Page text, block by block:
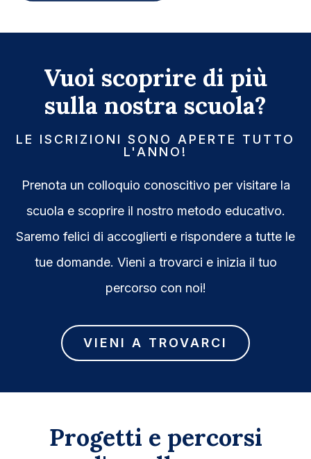
Vuoi scoprire di più
sulla nostra scuola?
LE ISCRIZIONI SONO APERTE TUTTO
L'ANNO!
Prenota un colloquio conoscitivo per visitare la
scuola e scoprire il nostro metodo educativo.
Saremo felici di accoglierti e rispondere a tutte le
tue domande. Vieni a trovarci e inizia il tuo
percorso con noi!
VIENI A TROVARCI
Progetti e percorsi